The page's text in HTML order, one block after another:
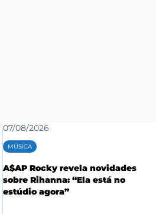
07/08/2026
MÚSICA
A$AP Rocky revela novidades
sobre Rihanna: “Ela está no
estúdio agora”